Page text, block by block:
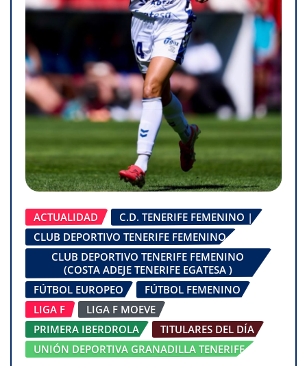
ACTUALIDAD
C.D. TENERIFE FEMENINO |
CLUB DEPORTIVO TENERIFE FEMENINO
CLUB DEPORTIVO TENERIFE FEMENINO
(COSTA ADEJE TENERIFE EGATESA )
FÚTBOL EUROPEO
FÚTBOL FEMENINO
LIGA F
LIGA F MOEVE
PRIMERA IBERDROLA
TITULARES DEL DÍA
UNIÓN DEPORTIVA GRANADILLA TENERIFE